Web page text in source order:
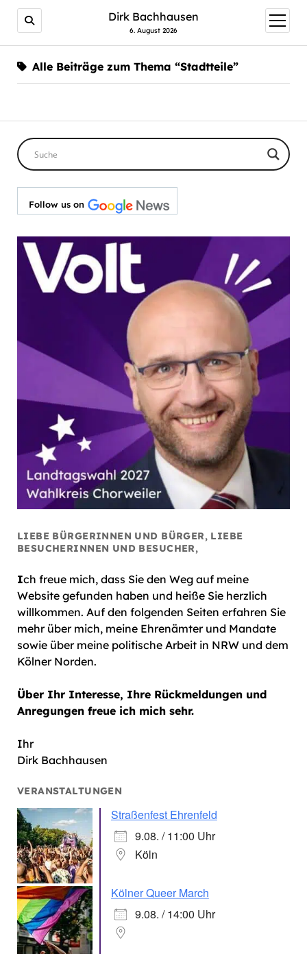
Dirk Bachhausen
6. August 2026
Menü
öffnen
Alle Beiträge zum Thema “Stadtteile”
Follow us on
LIEBE BÜRGERINNEN UND BÜRGER, LIEBE
BESUCHERINNEN UND BESUCHER,
Ich freue mich, dass Sie den Weg auf meine
Website gefunden haben und heiße Sie herzlich
willkommen. Auf den folgenden Seiten erfahren Sie
mehr über mich, meine Ehrenämter und Mandate
sowie über meine politische Arbeit in NRW und dem
Kölner Norden.
Über Ihr Interesse, Ihre Rückmeldungen und
Anregungen freue ich mich sehr.
Ihr
Dirk Bachhausen
VERANSTALTUNGEN
Straßenfest Ehrenfeld
9.08. / 11:00 Uhr
Köln
Kölner Queer March
9.08. / 14:00 Uhr